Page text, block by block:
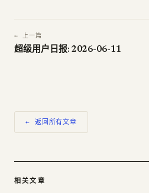
← 上一篇
超级用户日报: 2026-06-11
← 返回所有文章
相关文章